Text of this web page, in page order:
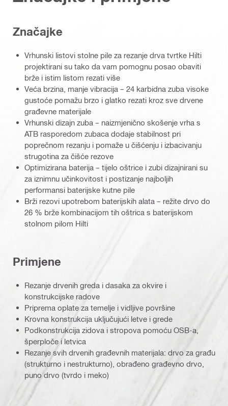
Značajke
Vrhunski listovi stolne pile za rezanje drva tvrtke Hilti
projektirani su tako da vam pomognu posao obaviti
brže i istim listom rezati više
Veća brzina, manje vibracija – 24 karbidna zuba visoke
gustoće pomažu brzo i glatko rezati kroz sve drvene
građevne materijale
Vrhunski dizajn zuba – naizmjenično skošenje vrha s
ATB rasporedom zubaca dodaje stabilnost pri
poprečnom rezanju i pomaže u čišćenju i izbacivanju
strugotina za čišće rezove
Optimizirana baterija – tijelo oštrice i zubi dizajnirani su
za iznimnu učinkovitost i postizanje najboljih
performansi baterijske kutne pile
Brži rezovi upotrebom baterijskih alata – režite drvo do
26 % brže kombinacijom tih oštrica s baterijskom
stolnom pilom Hilti
Primjene
Rezanje drvenih greda i dasaka za okvire i
konstrukcijske radove
Priprema oplate za temelje i vidljive površine
Krovna konstrukcija uključujući letve i grede
Podkonstrukcija zidova i stropova pomoću OSB-a,
šperploče i letvica
Rezanje svih drvenih građevnih materijala: drvo za građu
(strukturno i nestrukturno), obrađeno građevno drvo,
puno drvo (tvrdo i meko)